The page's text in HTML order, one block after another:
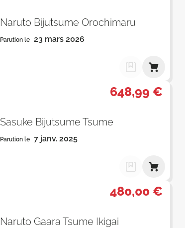
Naruto Bijutsume Orochimaru
Parution le 23 mars 2026
648,99 €
Sasuke Bijutsume Tsume
Parution le 7 janv. 2025
480,00 €
Naruto Gaara Tsume Ikigai